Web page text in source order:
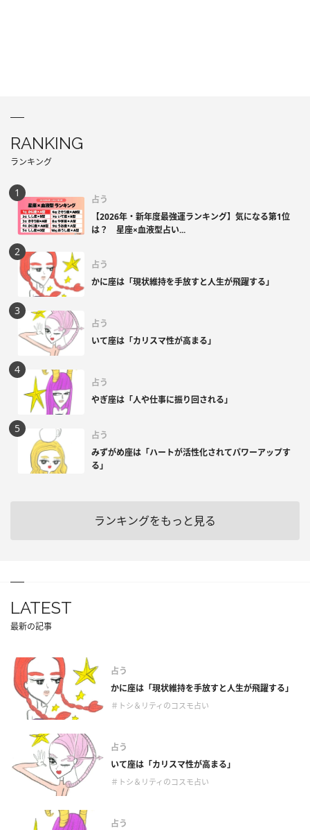
RANKING
ランキング
占う
【2026年・新年度最強運ランキング】気になる第1位
は？ 星座×血液型占い...
占う
かに座は「現状維持を手放すと人生が飛躍する」
占う
いて座は「カリスマ性が高まる」
占う
やぎ座は「人や仕事に振り回される」
占う
みずがめ座は「ハートが活性化されてパワーアップす
る」
ランキングをもっと見る
LATEST
最新の記事
占う
かに座は「現状維持を手放すと人生が飛躍する」
＃トシ＆リティのコスモ占い
占う
いて座は「カリスマ性が高まる」
＃トシ＆リティのコスモ占い
占う